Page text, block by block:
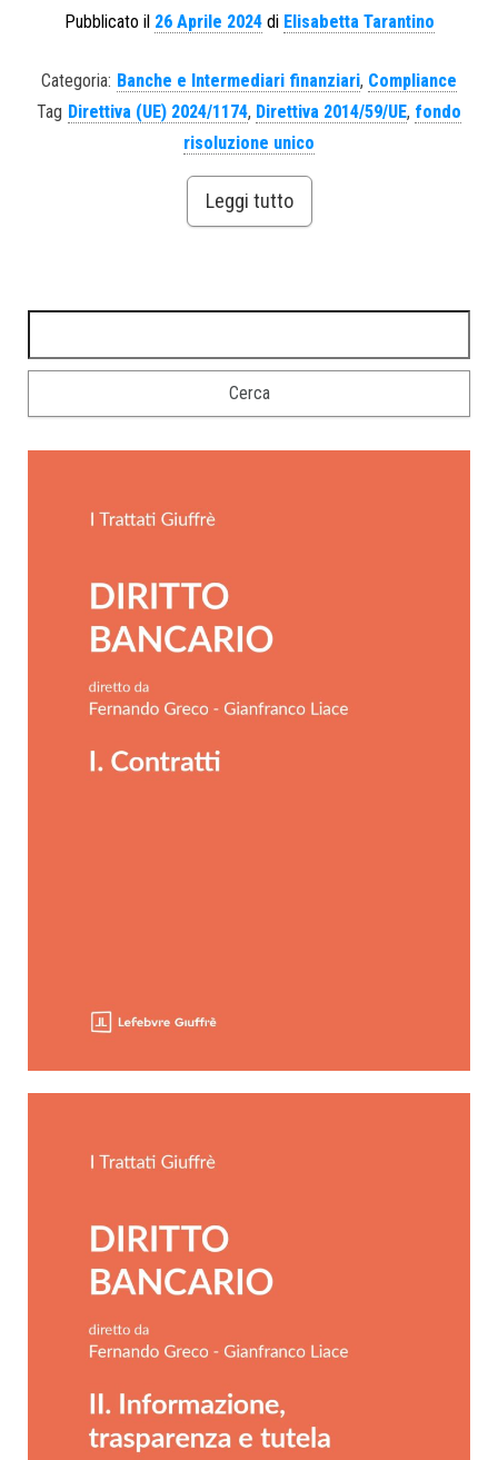
Pubblicato il 26 Aprile 2024di Elisabetta Tarantino
Categoria: Banche e Intermediari finanziari, Compliance
Tag Direttiva (UE) 2024/1174, Direttiva 2014/59/UE, fondo
risoluzione unico
Leggi tutto